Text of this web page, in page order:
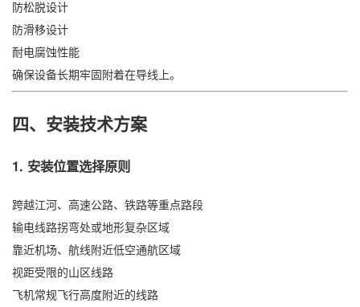
防松脱设计
防滑移设计
耐电腐蚀性能
确保设备长期牢固附着在导线上。
四、安装技术方案
1. 安装位置选择原则
跨越江河、高速公路、铁路等重点路段
输电线路拐弯处或地形复杂区域
靠近机场、航线附近低空通航区域
视距受限的山区线路
飞机常规飞行高度附近的线路